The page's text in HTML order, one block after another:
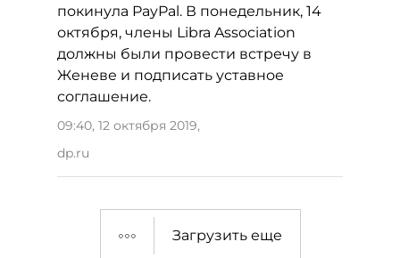
покинула PayPal. В понедельник, 14
октября, члены Libra Association
должны были провести встречу в
Женеве и подписать уставное
соглашение.
09:40, 12 октября 2019,
dp.ru
Загрузить еще